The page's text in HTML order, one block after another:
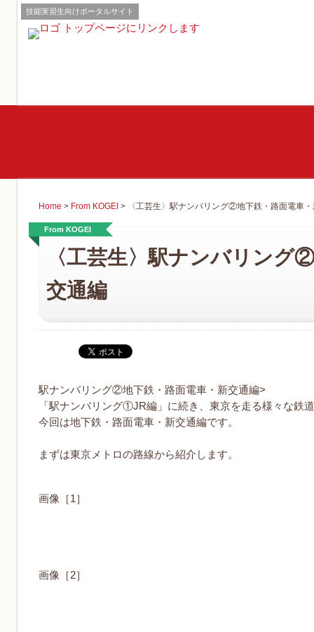
技能実習生向けポータルサイト
Home > From KOGEI > 〈工芸生〉駅ナンバリング②地下鉄・路面電車
From KOGEI
〈工芸生〉駅ナンバリング
交通編
駅ナンバリング②地下鉄・路面電車・新交通編>
「駅ナンバリング①JR編」に続き、東京を走る様々な鉄
今回は地下鉄・路面電車・新交通編です。
まずは東京メトロの路線から紹介します。
画像［1］
画像［2］